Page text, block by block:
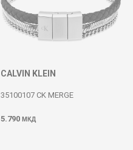
CALVIN KLEIN
35100107 CK MERGE
5.790 МКД